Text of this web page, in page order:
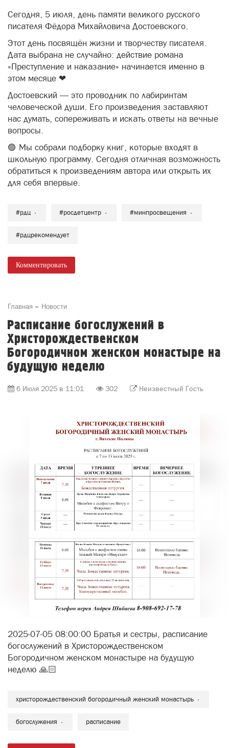
Сегодня, 5 июля, день памяти великого русского
писателя Фёдора Михайловича Достоевского.
Этот день посвящён жизни и творчеству писателя.
Дата выбрана не случайно: действие романа
«Преступление и наказание» начинается именно в
этом месяце ❤
Достоевский — это проводник по лабиринтам
человеческой души. Его произведения заставляют
нас думать, сопереживать и искать ответы на вечные
вопросы.
🟣 Мы собрали подборку книг, которые входят в
школьную программу. Сегодня отличная возможность
обратиться к произведениям автора или открыть их
для себя впервые.
#рдц #росдетцентр #минпросвещения
#рдцрекомендует
Комментировать
Главная Новости
Расписание богослужений в
Христорождественском
Богородичном женском монастыре на
будущую неделю
6 Июля 2025 в 11:01 302 Неизвестный Гость
2025-07-05 08:00:00 Братья и сестры, расписание
богослужений в Христорождественском
Богородичном женском монастыре на будущую
неделю 🙏🏻
христорождественский богородичный женский монастырь
богослужения расписание